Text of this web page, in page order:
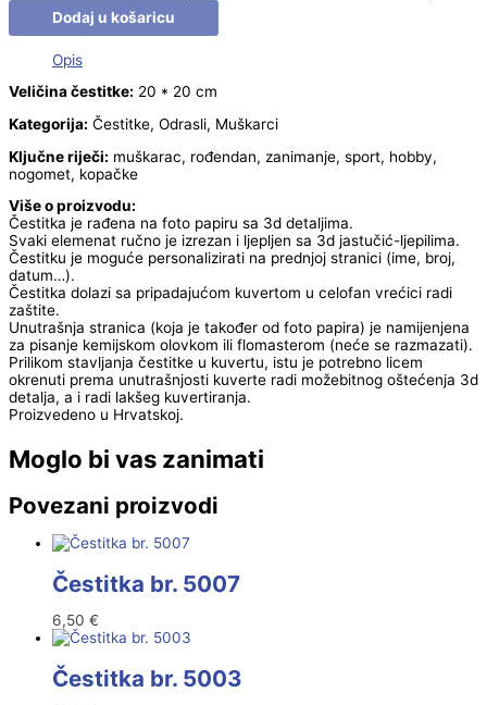
Dodaj u košaricu
Opis
Veličina čestitke: 20 * 20 cm
Kategorija: Čestitke, Odrasli, Muškarci
Ključne riječi: muškarac, rođendan, zanimanje, sport, hobby,
nogomet, kopačke
Više o proizvodu:
Čestitka je rađena na foto papiru sa 3d detaljima.
Svaki elemenat ručno je izrezan i ljepljen sa 3d jastučić-ljepilima.
Čestitku je moguće personalizirati na prednjoj stranici (ime, broj,
datum…).
Čestitka dolazi sa pripadajućom kuvertom u celofan vrećici radi
zaštite.
Unutrašnja stranica (koja je također od foto papira) je namijenjena
za pisanje kemijskom olovkom ili flomasterom (neće se razmazati).
Prilikom stavljanja čestitke u kuvertu, istu je potrebno licem
okrenuti prema unutrašnjosti kuverte radi možebitnog oštećenja 3d
detalja, a i radi lakšeg kuvertiranja.
Proizvedeno u Hrvatskoj.
Moglo bi vas zanimati
Povezani proizvodi
Čestitka br. 5007
6,50 €
Čestitka br. 5003